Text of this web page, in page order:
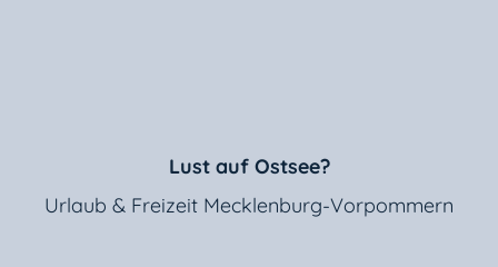
Lust auf Ostsee?
Urlaub & Freizeit Mecklenburg-Vorpommern